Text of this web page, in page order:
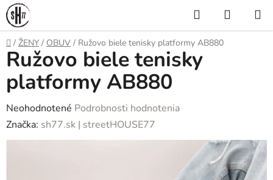
Prejsť
na
obsah
Hľadať
KOŠÍK
Domov
/ ŽENY / OBUV / Ružovo biele tenisky platformy AB880
Ružovo biele tenisky
platformy AB880
Priemerné
hodnotenie
produktu
Neohodnotené Podrobnosti hodnotenia
Značka: sh77.sk | streetHOUSE77